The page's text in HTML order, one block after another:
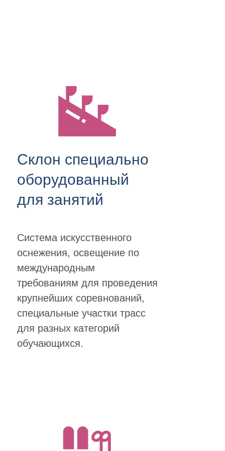
Склон специально
оборудованный
для занятий
Система искусственного
оснежения, освещение по
международным
требованиям для проведения
крупнейших соревнований,
специальные участки трасс
для разных категорий
обучающихся.